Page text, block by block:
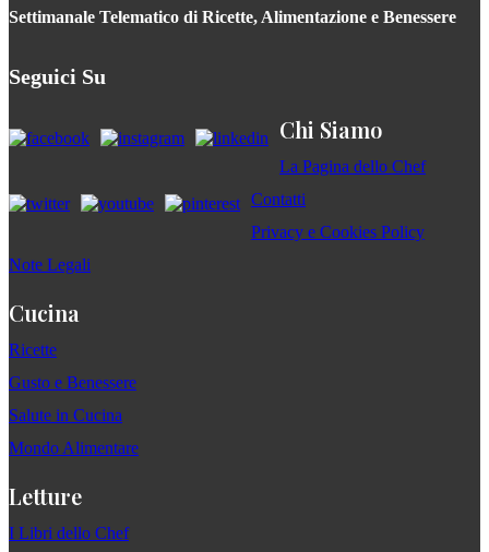
Settimanale Telematico di Ricette, Alimentazione e Benessere
Seguici Su
Chi Siamo
La Pagina dello Chef
Contatti
Privacy e Cookies Policy
Note Legali
Cucina
Ricette
Gusto e Benessere
Salute in Cucina
Mondo Alimentare
Letture
I Libri dello Chef